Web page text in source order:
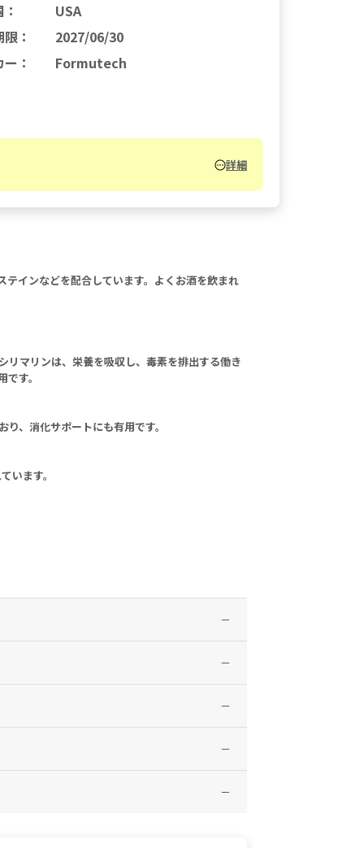
：
USA
限：
2027/06/30
ー ： Formutech
詳細
インなどを配合しています。よくお酒を飲まれ
リマリンは、栄養を吸収し、毒素を排出する働き
す。
、消化サポートにも有用です。
います。